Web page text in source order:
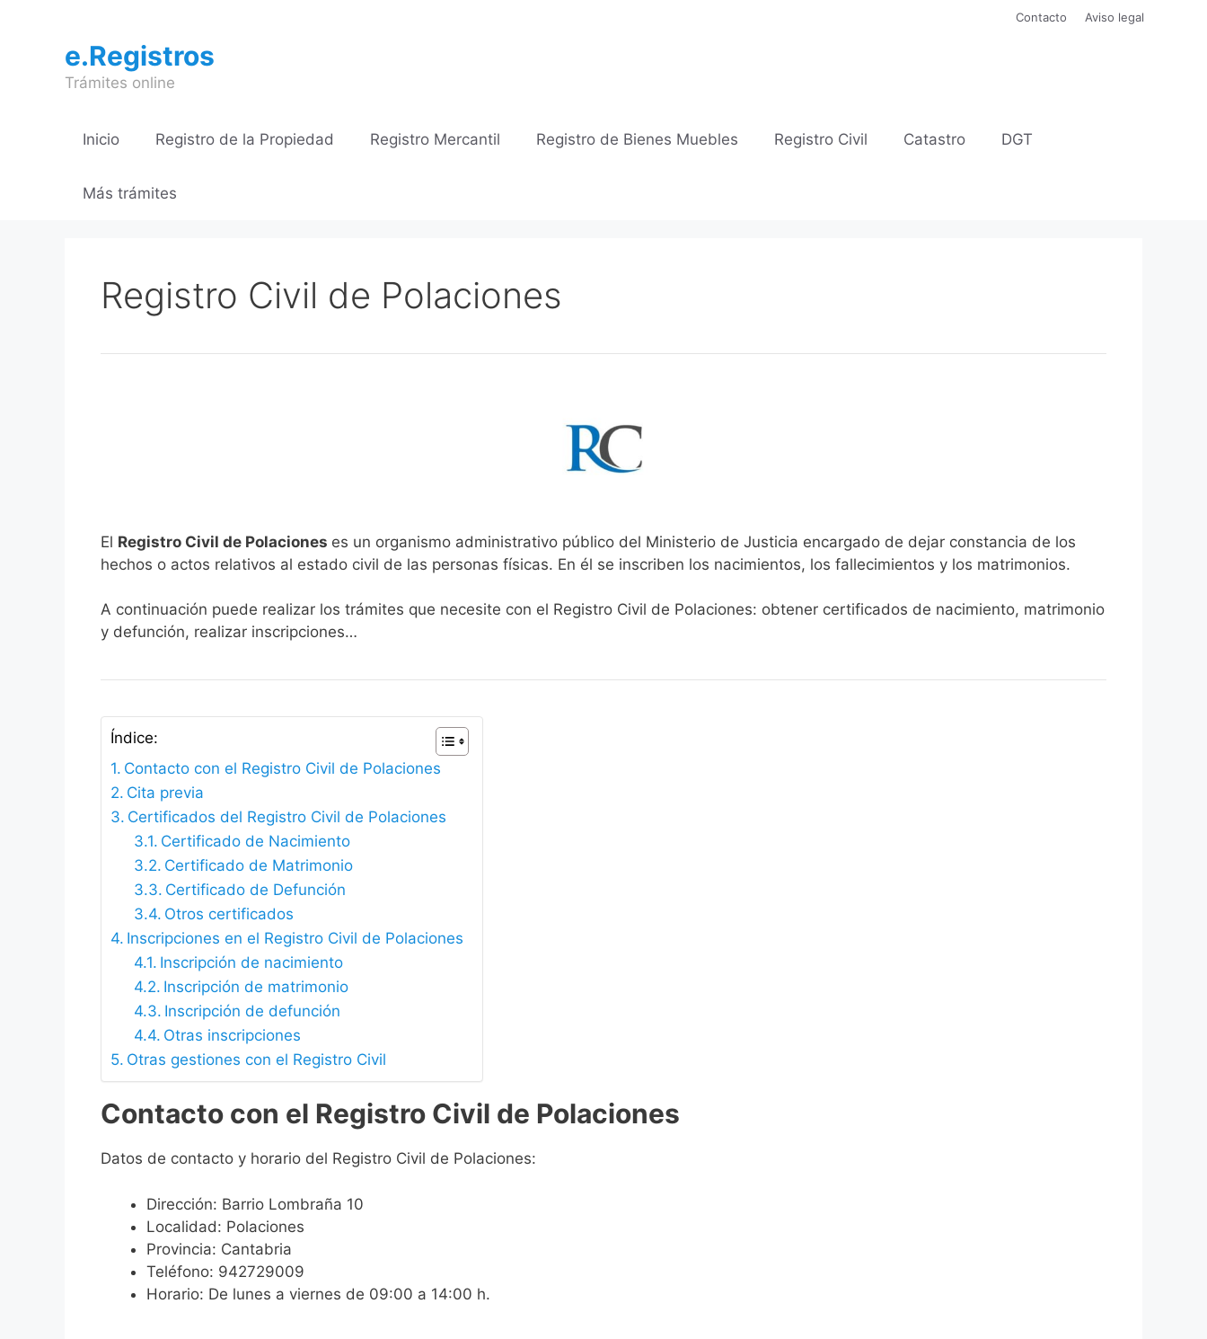
contenido
Contacto Aviso legal
e.Registros
Trámites online
Inicio Registro de la Propiedad Registro Mercantil Registro de Bienes Muebles Registro Civil Catastro DGT
Más trámites
Registro Civil de Polaciones
El Registro Civil de Polaciones es un organismo administrativo público del Ministerio de Justicia encargado de dejar constancia de los
hechos o actos relativos al estado civil de las personas físicas. En él se inscriben los nacimientos, los fallecimientos y los matrimonios.
A continuación puede realizar los trámites que necesite con el Registro Civil de Polaciones: obtener certificados de nacimiento, matrimonio
y defunción, realizar inscripciones…
Índice:
Contacto con el Registro Civil de Polaciones
Cita previa
Certificados del Registro Civil de Polaciones
Certificado de Nacimiento
Certificado de Matrimonio
Certificado de Defunción
Otros certificados
Inscripciones en el Registro Civil de Polaciones
Inscripción de nacimiento
Inscripción de matrimonio
Inscripción de defunción
Otras inscripciones
Otras gestiones con el Registro Civil
Contacto con el Registro Civil de Polaciones
Datos de contacto y horario del Registro Civil de Polaciones:
Dirección: Barrio Lombraña 10
Localidad: Polaciones
Provincia: Cantabria
Teléfono: 942729009
Horario: De lunes a viernes de 09:00 a 14:00 h.